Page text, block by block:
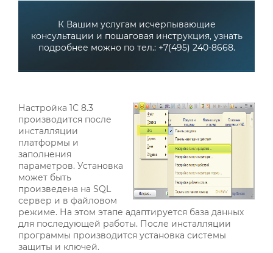
К Вашим услугам исчерпывающие
консультации и пошаговая инструкция, узнать
подробнее можно по тел.: +7(495) 240-8668.
Настройка 1С 8.3
производится после
инсталляции
платформы и
заполнения
параметров. Установка
может быть
произведена на SQL
сервер и в файловом
режиме. На этом этапе адаптируется база данных
для последующей работы. После инсталляции
программы производится установка системы
защиты и ключей.